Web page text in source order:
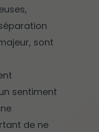
sont
sentiment
de ne